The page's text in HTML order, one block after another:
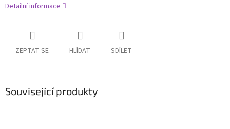
Detailní informace
ZEPTAT SE HLÍDAT SDÍLET
Související produkty